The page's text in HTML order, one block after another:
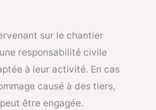
sur le chantier
responsabilité civile
à leur activité. En cas
causé à des tiers,
être engagée.